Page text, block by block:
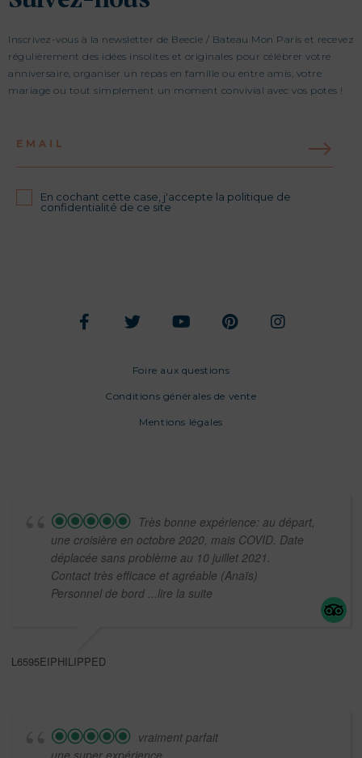
Inscrivez-vous à la newsletter de Beecie / Bateau Mon Paris et recevez
régulièrement des idées insolites et originales pour célébrer votre
anniversaire, organiser un repas en famille ou entre amis, votre
mariage ou tout simplement un moment convivial avec vos potes !
EMAIL
En cochant cette case, j'accepte la politique de
confidentialité de ce site
Foire aux questions
Conditions générales de vente
Mentions légales
Très bonne expérience: au départ,
une croisière en octobre 2020, mais COVID. Date
déplacée sans problème au 10 juillet 2021.
Contact très efficace et agréable (Anaïs)
Personnel de bord ...lire la suite
L6595EIPHILIPPED
vraiment parfait
une super expérience